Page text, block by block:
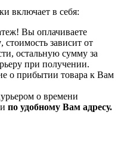
включает в себя:
Вы оплачиваете
, стоимость зависит от
остальную сумму за
при получении.
о прибытии товара к Вам
о времени
по удобному Вам адресу.